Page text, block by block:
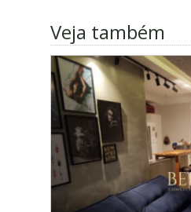
Veja também